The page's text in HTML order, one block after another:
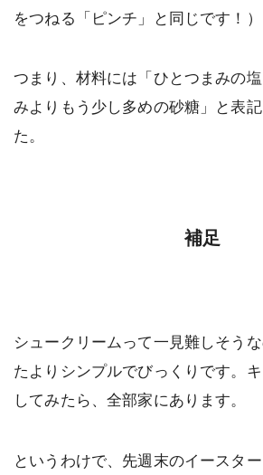
をつねる「ピンチ」と同じです！）
つまり、材料には「ひとつまみの
みよりもう少し多めの砂糖」と表
た。
補足
シュークリームって一見難しそう
たよりシンプルでびっくりです。
してみたら、全部家にあります。
というわけで、先週末のイースタ